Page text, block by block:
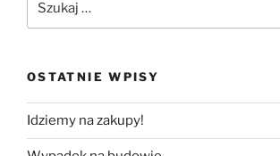
OSTATNIE WPISY
Idziemy na zakupy!